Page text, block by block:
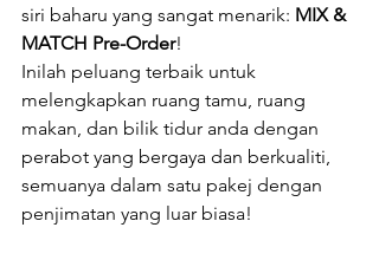
siri baharu yang sangat menarik: MIX &
MATCH Pre-Order!
Inilah peluang terbaik untuk
melengkapkan ruang tamu, ruang
makan, dan bilik tidur anda dengan
perabot yang bergaya dan berkualiti,
semuanya dalam satu pakej dengan
penjimatan yang luar biasa!